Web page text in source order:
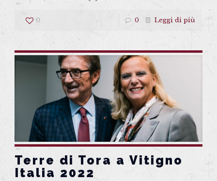
0 0 Leggi di più
Terre di Tora a Vitigno
Italia 2022